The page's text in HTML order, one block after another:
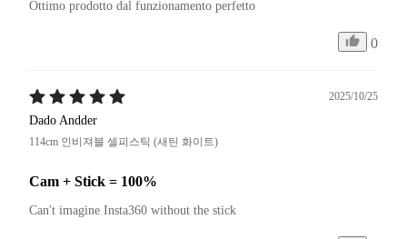
Ottimo prodotto dal funzionamento perfetto
0
2025/10/25
Dado Andder
114cm 인비져블 셀피스틱 (새틴 화이트)
Cam + Stick = 100%
Can't imagine Insta360 without the stick